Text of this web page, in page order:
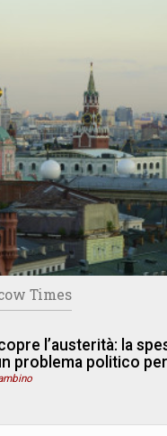
Times
l’austerità: la
problema politico